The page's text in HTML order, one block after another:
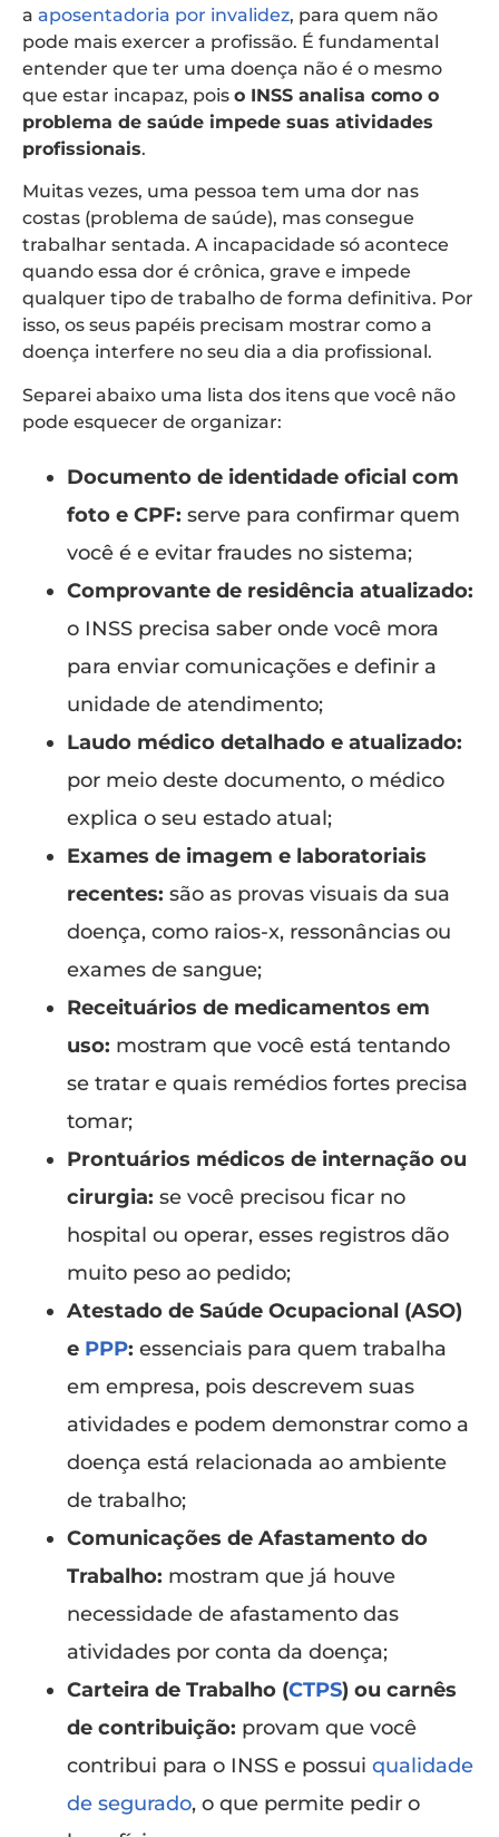
a aposentadoria por invalidez, para quem não
pode mais exercer a profissão. É fundamental
entender que ter uma doença não é o mesmo
que estar incapaz, pois o INSS analisa como o
problema de saúde impede suas atividades
profissionais.
Muitas vezes, uma pessoa tem uma dor nas
costas (problema de saúde), mas consegue
trabalhar sentada. A incapacidade só acontece
quando essa dor é crônica, grave e impede
qualquer tipo de trabalho de forma definitiva. Por
isso, os seus papéis precisam mostrar como a
doença interfere no seu dia a dia profissional.
Separei abaixo uma lista dos itens que você não
pode esquecer de organizar:
Documento de identidade oficial com
foto e CPF: serve para confirmar quem
você é e evitar fraudes no sistema;
Comprovante de residência atualizado:
o INSS precisa saber onde você mora
para enviar comunicações e definir a
unidade de atendimento;
Laudo médico detalhado e atualizado:
por meio deste documento, o médico
explica o seu estado atual;
Exames de imagem e laboratoriais
recentes: são as provas visuais da sua
doença, como raios-x, ressonâncias ou
exames de sangue;
Receituários de medicamentos em
uso: mostram que você está tentando
se tratar e quais remédios fortes precisa
tomar;
Prontuários médicos de internação ou
cirurgia: se você precisou ficar no
hospital ou operar, esses registros dão
muito peso ao pedido;
Atestado de Saúde Ocupacional (ASO)
e PPP: essenciais para quem trabalha
em empresa, pois descrevem suas
atividades e podem demonstrar como a
doença está relacionada ao ambiente
de trabalho;
Comunicações de Afastamento do
Trabalho: mostram que já houve
necessidade de afastamento das
atividades por conta da doença;
Carteira de Trabalho (CTPS) ou carnês
de contribuição: provam que você
contribui para o INSS e possui qualidade
de segurado, o que permite pedir o